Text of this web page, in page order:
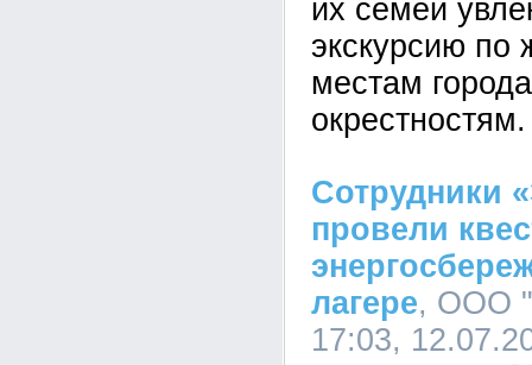
их семей
экскурсию по
местам
окрестностям.
Сотрудники
провели
лагере, ООО
17:03,